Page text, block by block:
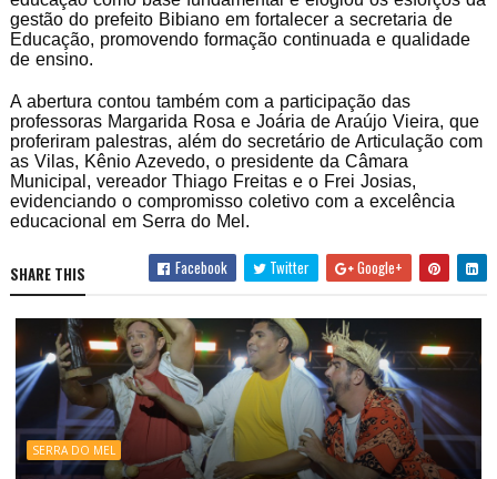
gestão do prefeito Bibiano em fortalecer a secretaria de
Educação, promovendo formação continuada e qualidade
de ensino.
A abertura contou também com a participação das
professoras Margarida Rosa e Joária de Araújo Vieira, que
proferiram palestras, além do secretário de Articulação com
as Vilas, Kênio Azevedo, o presidente da Câmara
Municipal, vereador Thiago Freitas e o Frei Josias,
evidenciando o compromisso coletivo com a excelência
educacional em Serra do Mel.
SHARE THIS Facebook Twitter Google+
SERRA DO MEL